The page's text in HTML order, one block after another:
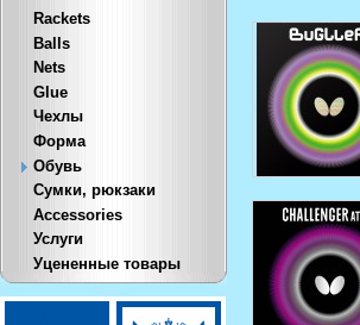
Rackets
Balls
Nets
Glue
Чехлы
Форма
Обувь
Сумки, рюкзаки
Accessories
Услуги
Уцененные товары